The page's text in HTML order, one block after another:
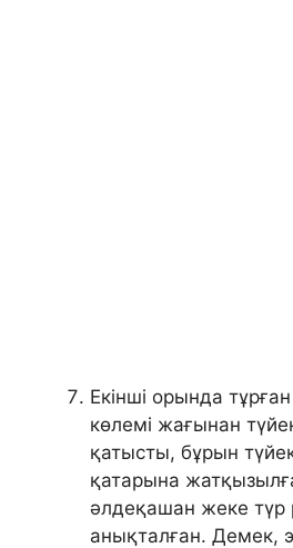
Екінші орында
көлемі жағынан
қатысты, бұрын
қатарына
әлдеқашан жеке түр
анықталған. Демек,